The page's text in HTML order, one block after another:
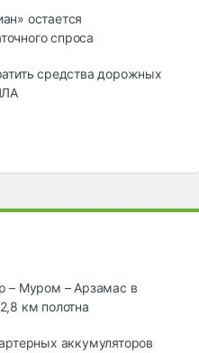
остается
спроса
средства дорожных
– Муром – Арзамас в
км полотна
аккумуляторов